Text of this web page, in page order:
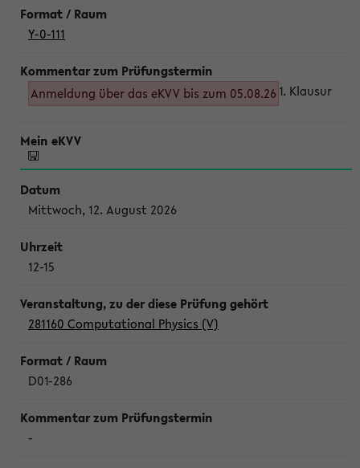
Y-0-111
Anmeldung über das eKVV bis zum 05.08.26 1. Klausur
Mittwoch, 12. August 2026
12-15
281160 Computational Physics (V)
D01-286
-